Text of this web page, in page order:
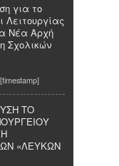
για το
Λειτουργίας
Νέα Αρχή
Σχολικών
ΤΟ
«ΛΕΥΚΩΝ